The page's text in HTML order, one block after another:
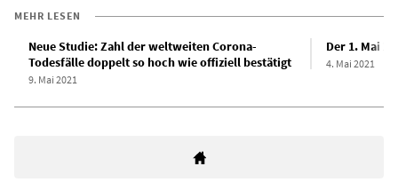
MEHR LESEN
Neue Studie: Zahl der weltweiten Corona-
Todesfälle doppelt so hoch wie offiziell bestätigt
9. Mai 2021
Der 1. Mai
4. Mai 2021